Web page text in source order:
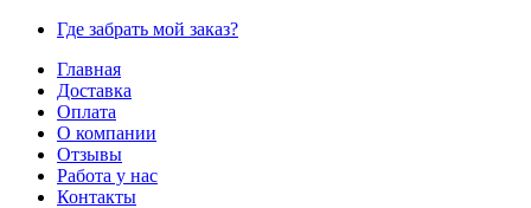
Где забрать мой заказ?
Главная
Доставка
Оплата
О компании
Отзывы
Работа у нас
Контакты